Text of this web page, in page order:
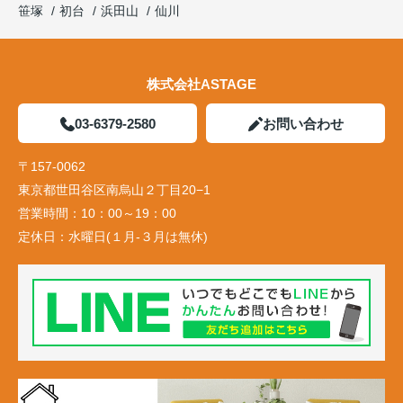
笹塚
初台 浜田山 仙川
株式会社ASTAGE
03-6379-2580 お問い合わせ
〒157-0062
東京都世田谷区南烏山２丁目20−1
営業時間： 10：00～19：00
定休日： 水曜日(１月-３月は無休)